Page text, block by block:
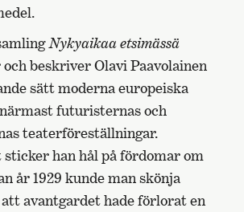
Nykyaikaa etsimässä
beskriver Olavi Paavolainen
sätt moderna europeiska
futuristernas och
teaterföreställningar.
han hål på fördomar om
år 1929 kunde man skönja
avantgardet hade förlorat en